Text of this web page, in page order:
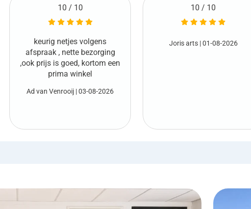
10 / 10
Joris arts| 01-08-2026
10 / 10
Netjes geleverd en een belletje